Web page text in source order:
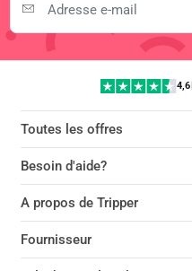
4,6
Toutes les offres
Besoin d'aide?
A propos de Tripper
Fournisseur